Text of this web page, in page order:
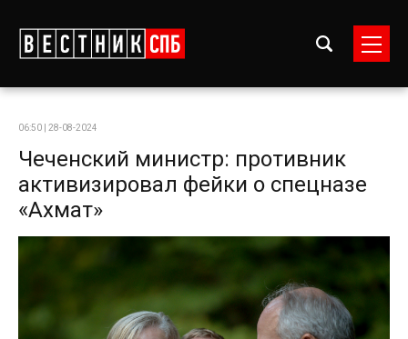
06:50 | 28-08-2024
Чеченский министр: противник
активизировал фейки о спецназе
«Ахмат»